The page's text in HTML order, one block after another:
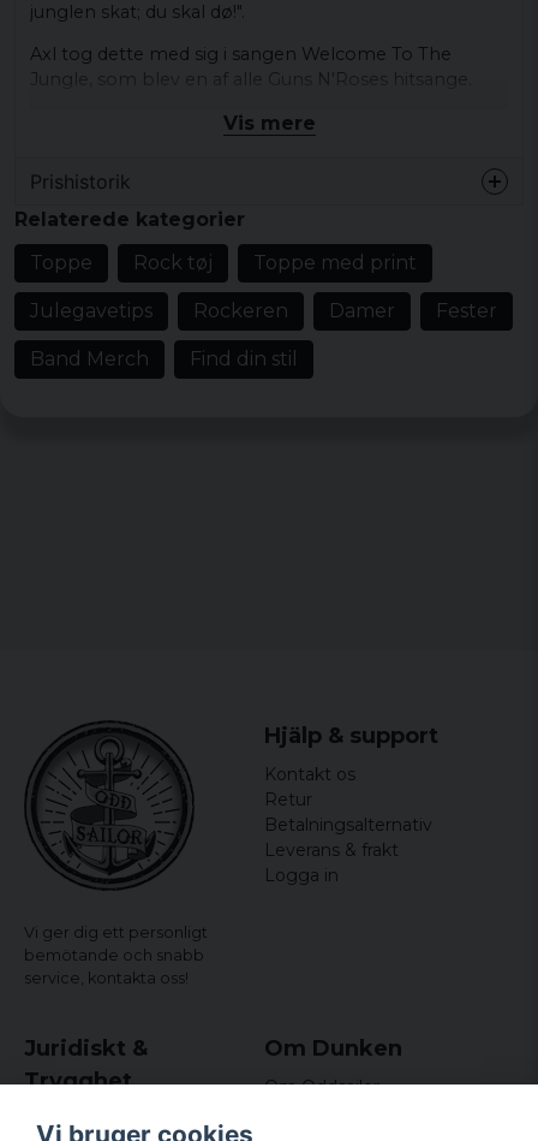
junglen skat; du skal dø!".
Axl tog dette med sig i sangen Welcome To The
Jungle, som blev en af ​​alle Guns N'Roses hitsange.
Materiale: 100% bomuld
Vis mere
Prishistorik
Relaterede kategorier
Toppe
Rock tøj Toppe med print
Julegavetips Rockeren Damer Fester
Band Merch Find din stil
Vi ger dig ett personligt
bemötande och snabb
service, kontakta oss!
Hjälp & support
Kontakt os
Retur
Betalningsalternativ
Leverans & frakt
Logga in
Juridiskt &
Trygghet
Købs- og leveringsvilkår
Om Dunken
Om Oddsailor
Vi bruger cookies